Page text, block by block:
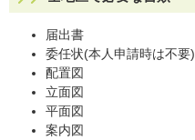
届出書
委任状(本人申請時は不要)
配置図
立面図
平面図
案内図